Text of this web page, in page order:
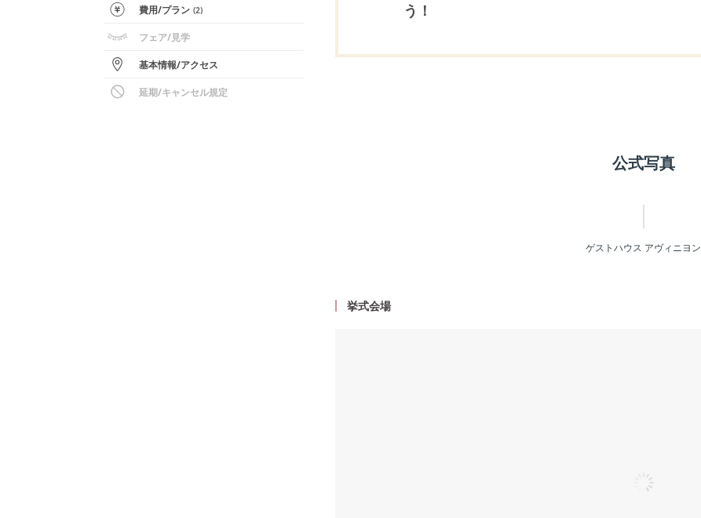
費用/プラン (2)
フェア/見学
基本情報/アクセス
延期/キャンセル規定
う！
公式写真
ゲストハウス アヴィニヨン
挙式会場